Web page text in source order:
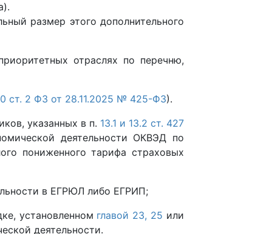
размер этого дополнительного
отраслях по перечню,
ст. 2 ФЗ от 28.11.2025 № 425-ФЗ).
указанных в п. 13.1 и 13.2 ст. 427
деятельности ОКВЭД по
пониженного тарифа страховых
в ЕГРЮЛ либо ЕГРИП;
установленном главой 23, 25 или
деятельности.